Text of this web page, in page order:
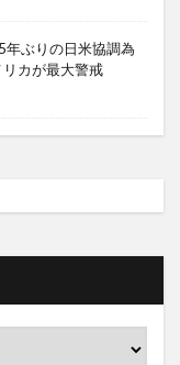
年ぶりの日米協調為
カが最大警戒